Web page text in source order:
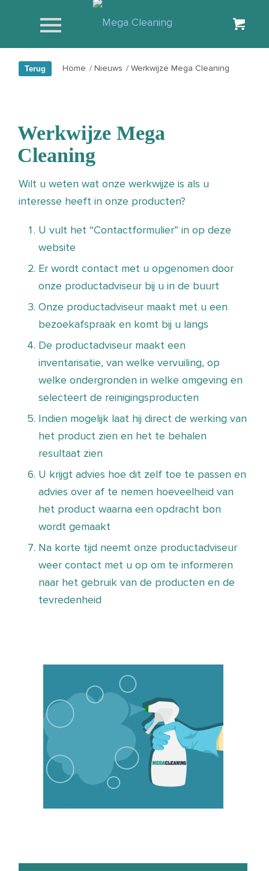
Home / Nieuws / Werkwijze Mega Cleaning
Werkwijze Mega
Cleaning
Wilt u weten wat onze werkwijze is als u
interesse heeft in onze producten?
U vult het “Contactformulier” in op deze
website
Er wordt contact met u opgenomen door
onze productadviseur bij u in de buurt
Onze productadviseur maakt met u een
bezoekafspraak en komt bij u langs
De productadviseur maakt een
inventarisatie, van welke vervuiling, op
welke ondergronden in welke omgeving en
selecteert de reinigingsproducten
Indien mogelijk laat hij direct de werking van
het product zien en het te behalen
resultaat zien
U krijgt advies hoe dit zelf toe te passen en
advies over af te nemen hoeveelheid van
het product waarna een opdracht bon
wordt gemaakt
Na korte tijd neemt onze productadviseur
weer contact met u op om te informeren
naar het gebruik van de producten en de
tevredenheid